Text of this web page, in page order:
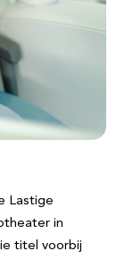
Lastige
in
titel voorbij